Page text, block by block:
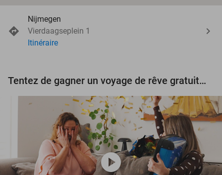
Nijmegen
Vierdaagseplein 1
Itinéraire
Tentez de gagner un voyage de rêve gratuit d'une valeur de 3.000 € !
play_circle